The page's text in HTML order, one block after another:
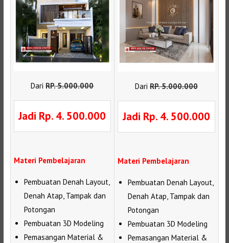
DariRP.5.000.000
Jadi Rp. 4. 500.000
Materi Pembelajaran
Pembuatan Denah Layout,
Denah Atap, Tampak dan
Potongan
Pembuatan 3D Modeling
Pemasangan Material &
DariRP.5.000.000
Jadi Rp. 4. 500.000
Materi Pembelajaran
Pembuatan Denah Layout,
Denah Atap, Tampak dan
Potongan
Pembuatan 3D Modeling
Pemasangan Material &